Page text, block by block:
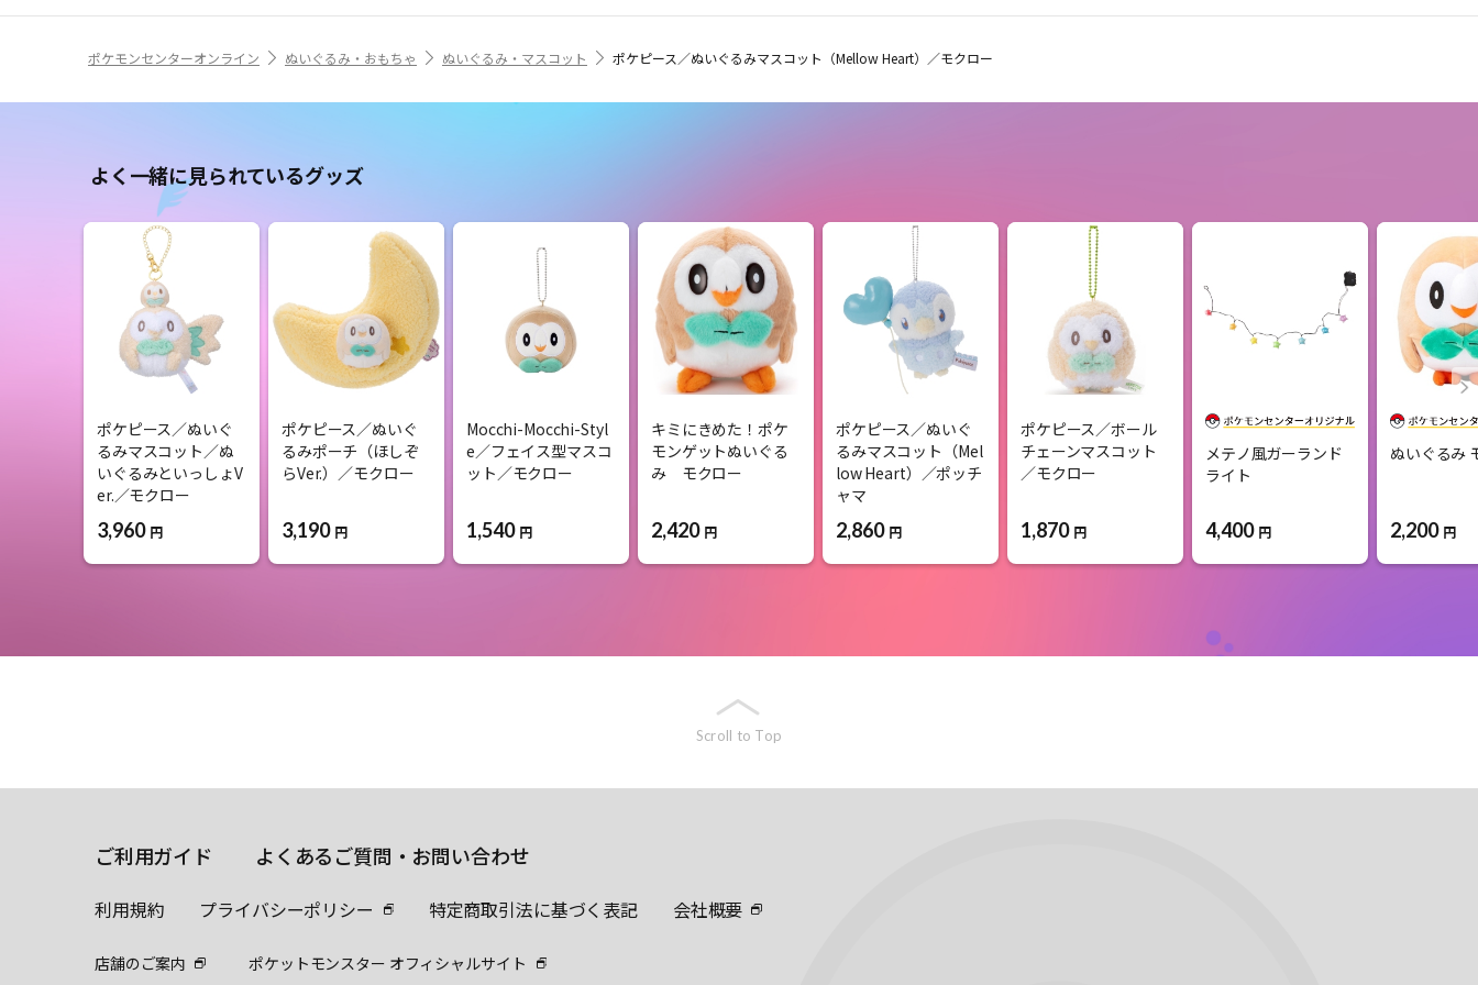
ポケモンセンターオンライン ぬいぐるみ・おもちゃ ぬいぐるみ・マスコット ポケピース／ぬいぐるみマスコット（Mellow Heart）／モクロー
よく一緒に見られているグッズ
ポケピース／ぬいぐ
るみマスコット／ぬ
いぐるみといっしょV
er.／モクロー
3,960 円
ポケピース／ぬいぐ
るみポーチ（ほしぞ
らVer.）／モクロー
3,190 円
Mocchi-Mocchi-Styl
e／フェイス型マスコ
ット／モクロー
1,540 円
キミにきめた！ポケ
モンゲットぬいぐる
み モクロー
2,420 円
ポケピース／ぬいぐ
るみマスコット（Mel
low Heart）／ポッチ
ャマ
2,860 円
ポケピース／ボール
チェーンマスコット
／モクロー
1,870 円
メテノ風ガーランド
ライト
4,400 円
ぬいぐるみ
2,200 円
Scroll to Top
ご利用ガイド よくあるご質問・お問い合わせ
利用規約 プライバシーポリシー 特定商取引法に基づく表記 会社概要
店舗のご案内 ポケットモンスター オフィシャルサイト